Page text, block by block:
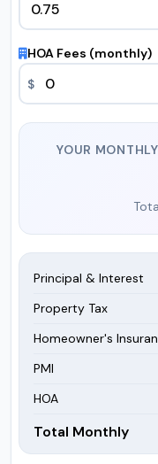
HOA Fees (monthly)
$
YOUR
Principal & Interest
Property Tax
Homeowner's
PMI
HOA
Total Monthly